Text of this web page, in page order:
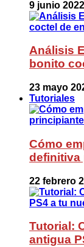
9 junio 2022
Análisis
bonito
23 mayo
Tutoriales
Cómo
definitiva
22 febrero
Tutorial:
antigua